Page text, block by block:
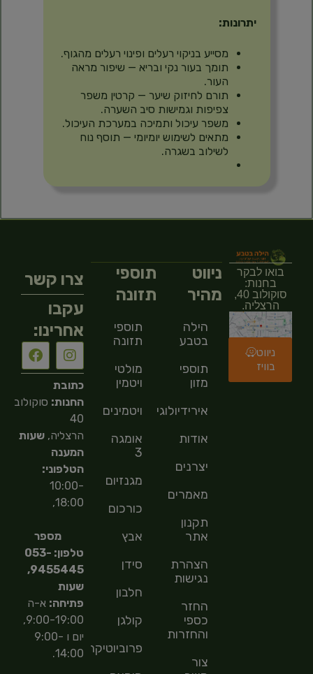
יתרונות:
מסייע בניקוי רעלים ופינוי רעלים מהגוף.
תומך בעור נקי ובריא — שיפור מראה
העור.
תורם לחיזוק שיער — קרטין משפר
צפיפות וגמישות סיב השערה.
משפר עיכול ותמיכה במערכת העיכול.
מתאים לשימוש יומיומי — תוסף נוח
לשילוב בשגרה.
בואו לבקר
בחנות:
סוקולוב 40,
הרצליה.
ניווט
בוויז
ניווט
מהיר
הילה
בטבע
תוספי
מזון
אירידיולוגיה
אודות
יצרנים
מאמרים
תקנון
אתר
הצהרת
נגישות
החזר
כספי
והחזרות
צור
תוספי
תזונה
תוספי
תזונה
מולטי
ויטמין
ויטמינים
אומגה
3
מגנזיום
כורכום
אבץ
סידן
חלבון
קולגן
פרוביוטיקה
צרו קשר
עקבו
אחרינו:
כתובת
החנות: סוקולוב
40
הרצליה,שעות
המענה
הטלפוני:
10:00-
18:00,
מספר
טלפון: 053-
9455445,
שעות
פתיחה: א-ה
9:00-19:00,
יום ו 9:00-
14:00.